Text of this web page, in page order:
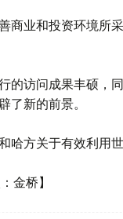
商业和投资环境所
的访问成果丰硕，
了新的前景。
方关于有效利用
金桥】